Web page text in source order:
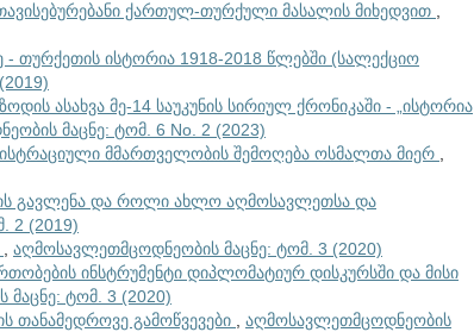
ქართულ-თურქული მასალის მიხედვით ,
- თურქეთის ისტორია 1918-2018 წლებში (სალექციო
ასახვა მე-14 საუკუნის სირიულ ქრონიკაში - „ისტორია
მაცნე: ტომ. 6 No. 2 (2023)
მმართველობის შემოღება ოსმალთა მიერ ,
გავლენა და როლი ახლო აღმოსავლეთსა და
2 (2019)
, აღმოსავლეთმცოდნეობის მაცნე: ტომ. 3 (2020)
ინსტრუმენტი დიპლომატიურ დისკურსში და მისი
ტომ. 3 (2020)
გამოწვევები , აღმოსავლეთმცოდნეობის